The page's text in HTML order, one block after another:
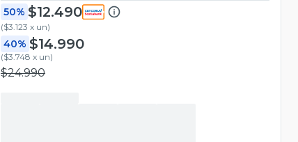
50% $12.490
($3.123 x un)
40% $14.990
($3.748 x un)
$24.990